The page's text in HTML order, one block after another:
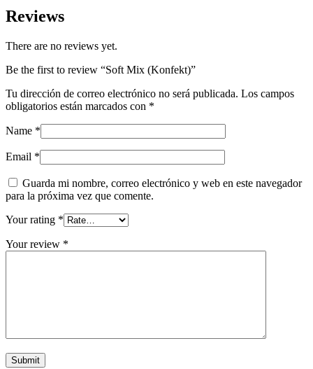
Reviews
There are no reviews yet.
Be the first to review “Soft Mix (Konfekt)”
Tu dirección de correo electrónico no será publicada. Los campos
obligatorios están marcados con *
Name *
Email *
Guarda mi nombre, correo electrónico y web en este navegador
para la próxima vez que comente.
Your rating *
Your review *